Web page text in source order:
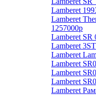
Lamberet
Lamberet
1257000р
Lamberet SR
Lamberet
Lamberet
Lamberet
Lamberet
Lamberet
Lamberet